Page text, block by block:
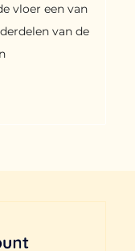
vloer een van
van de